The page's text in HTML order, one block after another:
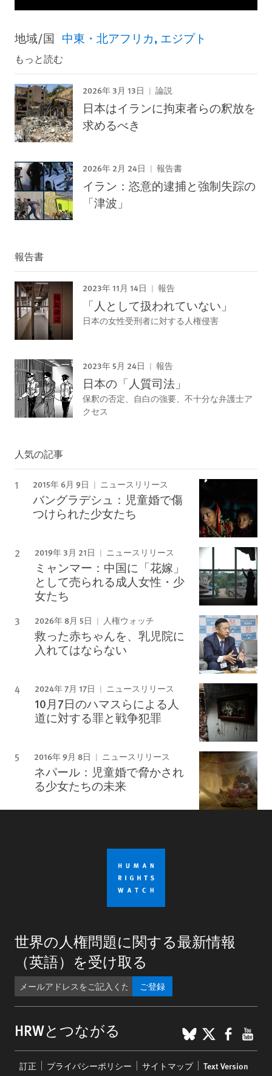
地域/国 中東・北アフリカ エジプト
もっと読む
2026年 3月 13日 論説
日本はイランに拘束者らの釈放を
求めるべき
2026年 2月 24日 報告書
イラン：恣意的逮捕と強制失踪の
「津波」
報告書
2023年 11月 14日 報告
「人として扱われていない」
日本の女性受刑者に対する人権侵害
2023年 5月 24日 報告
日本の「人質司法」
保釈の否定、自白の強要、不十分な弁護士ア
クセス
人気の記事
2015年 6月 9日 ニュースリリース
バングラデシュ：児童婚で傷
つけられた少女たち
2019年 3月 21日 ニュースリリース
ミャンマー：中国に「花嫁」
として売られる成人女性・少
女たち
2026年 8月 5日 人権ウォッチ
救った赤ちゃんを、乳児院に
入れてはならない
2024年 7月 17日 ニュースリリース
10月7日のハマスらによる人
道に対する罪と戦争犯罪
2016年 9月 8日 ニュースリリース
ネパール：児童婚で脅かされ
る少女たちの未来
世界の人権問題に関する最新情報
（英語）を受け取る
ご登録
HRWとつながる BlueSky
X
menu
訂正 プライバシーポリシー サイトマップ Text Version